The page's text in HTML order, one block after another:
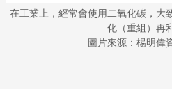
在工業上，經常會使用二氧化碳，大
化（重組）再
圖片來源：楊明偉